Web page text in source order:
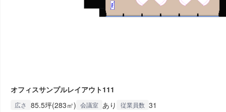
オフィスサンプルレイアウト111
広さ 85.5坪(283㎡) 会議室 あり 従業員数 31